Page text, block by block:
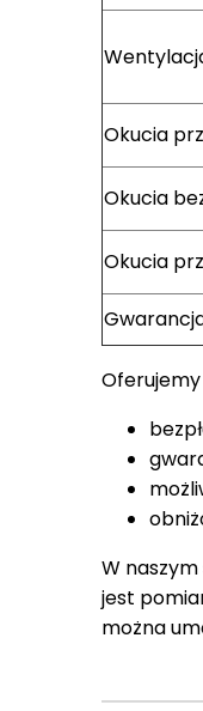
Okucia
Okucia
Okucia
W
jest
można